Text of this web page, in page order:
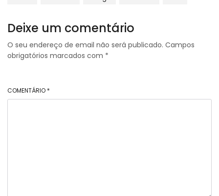
Deixe um comentário
O seu endereço de email não será publicado. Campos
obrigatórios marcados com *
COMENTÁRIO *